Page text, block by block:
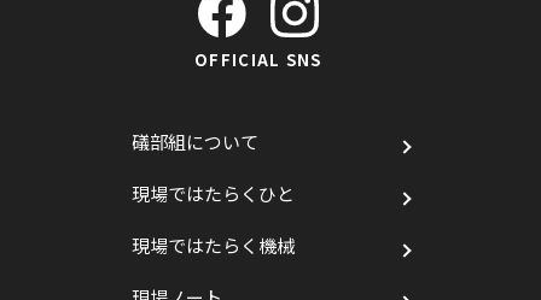
OFFICIAL SNS
礒部組について
現場ではたらくひと
現場ではたらく機械